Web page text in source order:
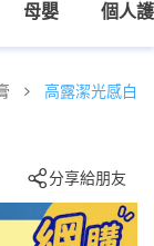
母嬰 個人
高露潔光感白
分享給朋友